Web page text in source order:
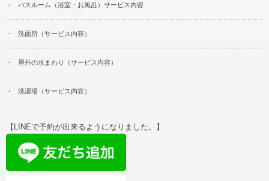
バスルーム（浴室・お風呂）サービス内容
洗面所（サービス内容）
屋外の水まわり（サービス内容）
洗濯場（サービス内容）
【LINEで予約が出来るようになりました。】